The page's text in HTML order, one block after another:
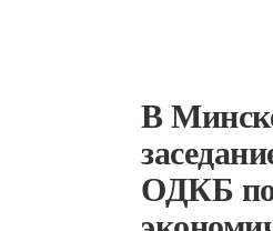
В
ОДКБ по